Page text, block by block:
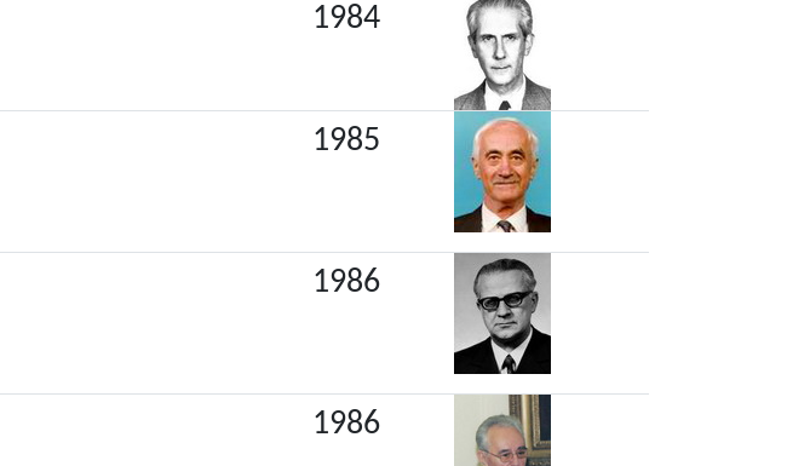
1984
1985
1986
1986